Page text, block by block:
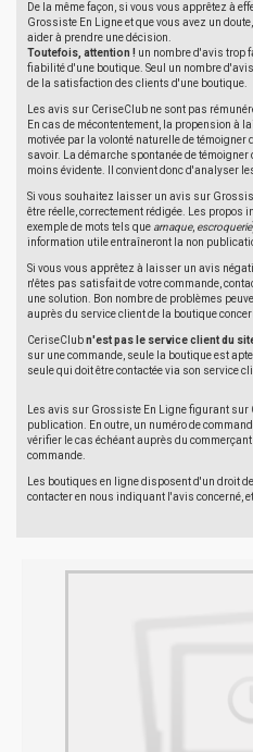
De la même façon, si vous vous apprêtez à
Grossiste En Ligne et que vous avez un
aider à prendre une décision.
Toutefois, attention ! un nombre d'avis trop
fiabilité d'une boutique. Seul un nombre
de la satisfaction des clients d'une boutique.
Les avis sur CeriseClub ne sont pas
En cas de mécontentement, la propension à
motivée par la volonté naturelle de témoigner
savoir. La démarche spontanée de
moins évidente. Il convient donc d'analyser
Si vous souhaitez laisser un avis sur
être réelle, correctement rédigée. Les
exemple de mots tels que arnaque, escroquerie
information utile entraîneront la non
Si vous vous apprêtez à laisser un avis
n'êtes pas satisfait de votre commande,
une solution. Bon nombre de problèmes
auprès du service client de la boutique
CeriseClubn'est pas le service client du
sur une commande, seule la boutique est
seule qui doit être contactée via son service
Les avis sur Grossiste En Ligne figurant sur
publication. En outre, un numéro de
vérifier le cas échéant auprès du
commande.
Les boutiques en ligne disposent d'un droit
contacter en nous indiquant l'avis concerné,